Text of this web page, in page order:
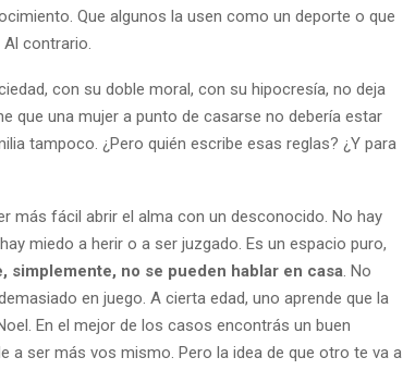
Que algunos la usen como un deporte o que
contrario.
con su doble moral, con su hipocresía, no deja
que una mujer a punto de casarse no debería estar
tampoco. ¿Pero quién escribe esas reglas? ¿Y para
más fácil abrir el alma con un desconocido. No hay
miedo a herir o a ser juzgado. Es un espacio puro,
simplemente, no se pueden hablar en casa. No
en juego. A cierta edad, uno aprende que la
En el mejor de los casos encontrás un buen
a ser más vos mismo. Pero la idea de que otro te va a